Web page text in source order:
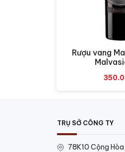
Xem
Rượu vang
TRỤ SỞ CÔNG TY
78K10 Cộng